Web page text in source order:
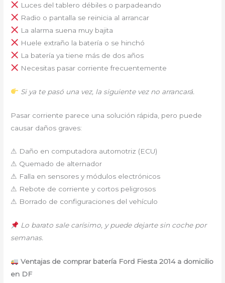
Luces del tablero débiles o parpadeando
Radio o pantalla se reinicia al arrancar
La alarma suena muy bajita
Huele extraño la batería o se hinchó
La batería ya tiene más de dos años
Necesitas pasar corriente frecuentemente
Si ya te pasó una vez, la siguiente vez no arrancará.
Pasar corriente parece una solución rápida, pero puede
causar daños graves:
⚠ Daño en computadora automotriz (ECU)
⚠ Quemado de alternador
⚠ Falla en sensores y módulos electrónicos
⚠ Rebote de corriente y cortos peligrosos
⚠ Borrado de configuraciones del vehículo
Lo barato sale carísimo, y puede dejarte sin coche por
semanas.
Ventajas de comprar batería Ford Fiesta 2014 a domicilio
en DF